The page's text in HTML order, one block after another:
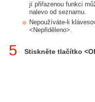
jí přiřazenou funkci
nalevo od seznamu.
Nepoužíváte-li
<Nepřiděleno>.
5 Stiskněte tlačítko